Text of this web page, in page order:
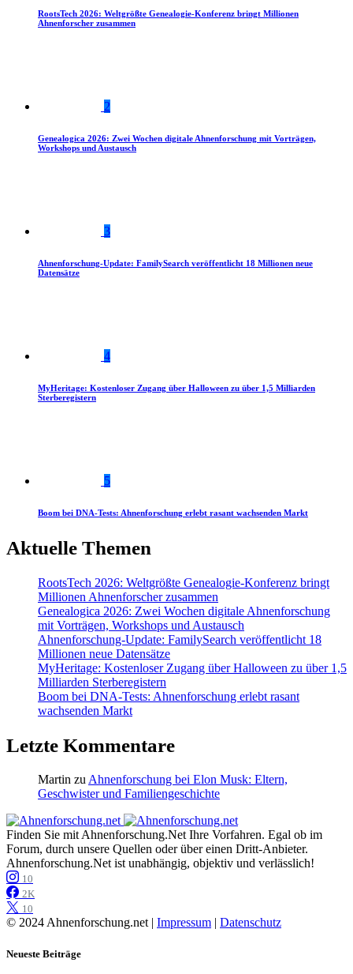
RootsTech 2026: Weltgrößte Genealogie-Konferenz bringt Millionen
Ahnenforscher zusammen
2
Genealogica 2026: Zwei Wochen digitale Ahnenforschung mit Vorträgen,
Workshops und Austausch
3
Ahnenforschung-Update: FamilySearch veröffentlicht 18 Millionen neue
Datensätze
4
MyHeritage: Kostenloser Zugang über Halloween zu über 1,5 Milliarden
Sterberegistern
5
Boom bei DNA-Tests: Ahnenforschung erlebt rasant wachsenden Markt
Aktuelle Themen
RootsTech 2026: Weltgrößte Genealogie-Konferenz bringt
Millionen Ahnenforscher zusammen
Genealogica 2026: Zwei Wochen digitale Ahnenforschung
mit Vorträgen, Workshops und Austausch
Ahnenforschung-Update: FamilySearch veröffentlicht 18
Millionen neue Datensätze
MyHeritage: Kostenloser Zugang über Halloween zu über 1,5
Milliarden Sterberegistern
Boom bei DNA-Tests: Ahnenforschung erlebt rasant
wachsenden Markt
Letzte Kommentare
Martin zu Ahnenforschung bei Elon Musk: Eltern,
Geschwister und Familiengeschichte
Finden Sie mit Ahnenforschung.Net Ihre Vorfahren. Egal ob im
Forum, durch unsere Quellen oder über einen Dritt-Anbieter.
Ahnenforschung.Net ist unabhängig, objektiv und verlässlich!
10
2K
10
© 2024 Ahnenforschung.net | Impressum | Datenschutz
Neueste Beiträge